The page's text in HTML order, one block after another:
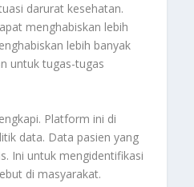
darurat kesehatan.
menghabiskan lebih
lebih banyak
untuk tugas-tugas
Platform ini di
data. Data pasien yang
Ini untuk mengidentifikasi
di masyarakat.